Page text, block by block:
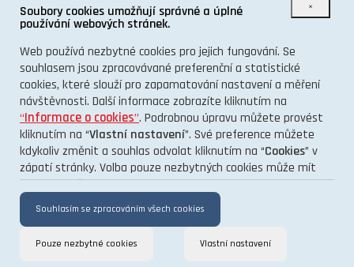
O PROJEKTU
KONTAKT
TENTO INFORMAČNÍ WEB VÁM PŘINÁŠÍ PORTÁL
×
Soubory cookies umožňují správné a úplné
používání webových stránek.
Web používá nezbytné cookies pro jejich fungování. Se
souhlasem jsou zpracovávané preferenční a statistické
cookies, které slouží pro zapamatování nastavení a měření
návštěvnosti. Další informace zobrazíte kliknutím na
“Informace o cookies”. Podrobnou úpravu můžete provést
kliknutím na “Vlastní nastavení”. Své preference můžete
kdykoliv změnit a souhlas odvolat kliknutím na “Cookies” v
zápatí stránky. Volba pouze nezbytných cookies může mít
vliv na funkčnost a výkon stránek.
Souhlasím se zpracováním všech cookies
Pouze nezbytné cookies Vlastní nastavení